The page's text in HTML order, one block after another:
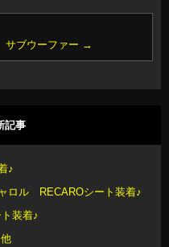
ブウーファー →
記事
♪
ロル RECAROシート装着♪
装着♪